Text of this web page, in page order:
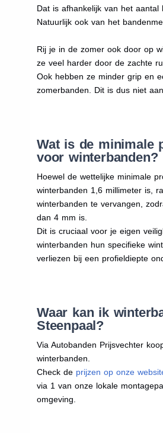
Dat is afhankelijk van het aantal
Natuurlijk ook van het
Rij je in de zomer ook door op
ze veel harder door de zachte
Ook hebben ze minder grip en
zomerbanden. Dit is dus niet
Wat is de minimale
voor winterbanden?
Hoewel de wettelijke minimale
winterbanden 1,6 millimeter is,
winterbanden te vervangen,
dan 4 mm is.
Dit is cruciaal voor je eigen
winterbanden hun specifieke
verliezen bij een profieldiepte
Waar kan ik
Steenpaal?
Via Autobanden Prijsvechter
winterbanden.
Check de prijzen op onze
via 1 van onze lokale
omgeving.